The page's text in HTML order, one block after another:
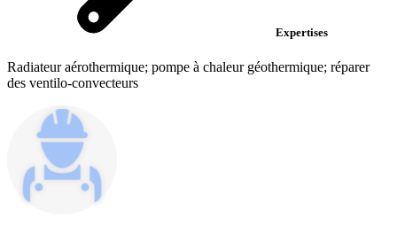
Expertises
Radiateur aérothermique; pompe à chaleur géothermique; réparer
des ventilo-convecteurs